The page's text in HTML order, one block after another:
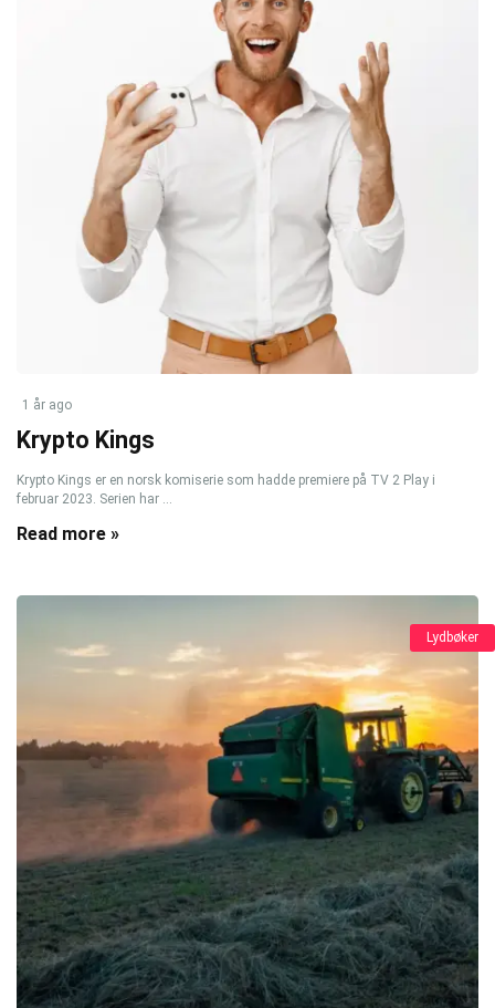
1 år ago
Krypto Kings
Krypto Kings er en norsk komiserie som hadde premiere på TV 2 Play i
februar 2023. Serien har ...
Read more »
Lydbøker